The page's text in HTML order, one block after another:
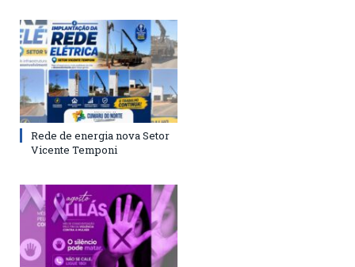
Rede de energia nova Setor
Vicente Temponi